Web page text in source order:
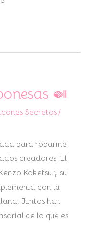
🍛
Secretos/
para robarme
creadores: El
Koketsu y su
con la
Juntos han
de lo que es